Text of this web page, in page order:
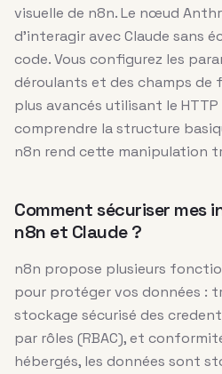
visuelle de n8n. Le nœud
d’interagir avec Claude sans
code. Vous configurez les
déroulants et des champs de
plus avancés utilisant le
comprendre la structure
n8n rend cette manipulation
Comment sécuriser mes
n8n et Claude ?
n8n propose plusieurs
pour protéger vos données :
stockage sécurisé des
par rôles (RBAC), et
hébergés, les données sont